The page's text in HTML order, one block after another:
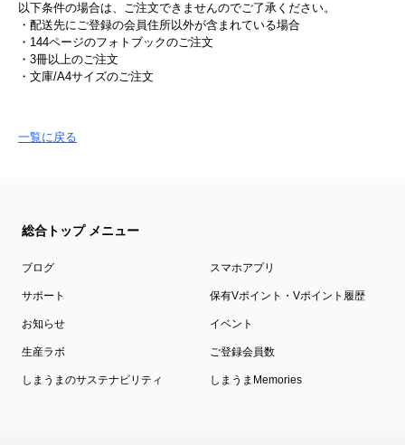
以下条件の場合は、ご注文できませんのでご了承ください。
・配送先にご登録の会員住所以外が含まれている場合
・144ページのフォトブックのご注文
・3冊以上のご注文
・文庫/A4サイズのご注文
一覧に戻る
総合トップ メニュー
ブログ スマホアプリ
サポート 保有Vポイント・Vポイント履歴
お知らせ イベント
生産ラボ ご登録会員数
しまうまのサステナビリティ しまうまMemories